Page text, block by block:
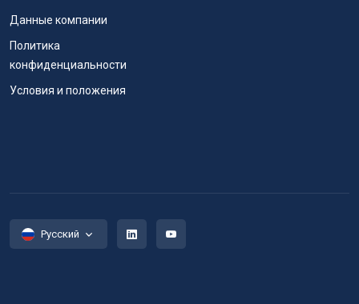
Данные компании
Политика
конфиденциальности
Условия и положения
Русский